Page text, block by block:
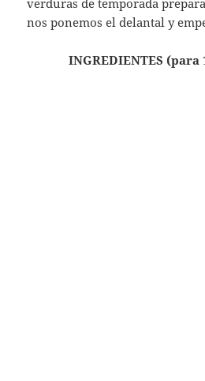
nos ponemos el delantal y
INGREDIENTES (para